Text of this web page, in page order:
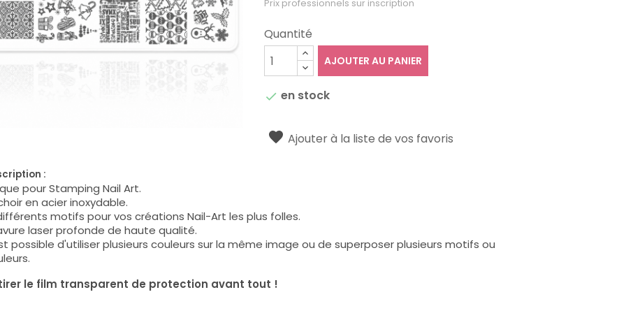
Prix professionnels sur inscription
Quantité
AJOUTER AU PANIER
 en stock
Ajouter à la liste de vos favoris
:
pour Stamping Nail Art.
en acier inoxydable.
motifs pour vos créations Nail-Art les plus folles.
laser profonde de haute qualité.
possible d'utiliser plusieurs couleurs sur la même image ou de superposer plusieurs motifs ou
le film transparent de protection avant tout !